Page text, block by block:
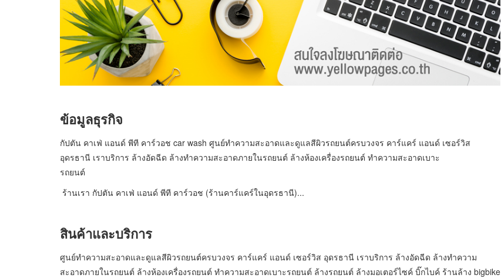
ข้อมูลธุรกิจ
กัปตัน คาเฟ่ แอนด์ พีที คาร์วอช car wash ศูนย์ทำความสะอาดและดูแลสีผิวรถยนต์ครบวงจร คาร์แคร์ แอนด์ เซอร์วิส
อุดรธานี เราบริการ ล้างอัดฉีด ล้างทำความสะอาดภายในรถยนต์ ล้างห้องเครื่องรถยนต์ ทำความสะอาดเบาะ
รถยนต์
ร้านเรา กัปตัน คาเฟ่ แอนด์ พีที คาร์วอช (ร้านคาร์แคร์ในอุดรธานี)...
สินค้าและบริการ
ศูนย์ทำความสะอาดและดูแลสีผิวรถยนต์ครบวงจร คาร์แคร์ แอนด์ เซอร์วิส อุดรธานี เราบริการ ล้างอัดฉีด ล้างทำความ
สะอาดภายในรถยนต์ ล้างห้องเครื่องรถยนต์ ทำความสะอาดเบาะรถยนต์ ล้างรถยนต์ ล้างมอเตอร์ไซค์ บิ๊กไบค์ ร้านล้าง bigbike